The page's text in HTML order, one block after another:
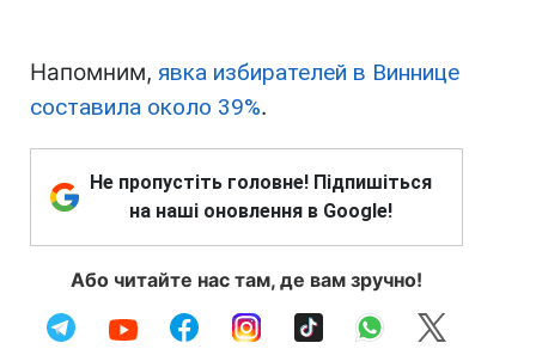
Напомним, явка избирателей в Виннице
составила около 39%.
Не пропустіть головне! Підпишіться
на наші оновлення в Google!
Або читайте нас там, де вам зручно!